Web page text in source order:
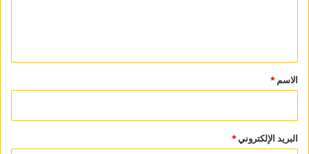
*
الاسم *
البريد الإلكتروني*